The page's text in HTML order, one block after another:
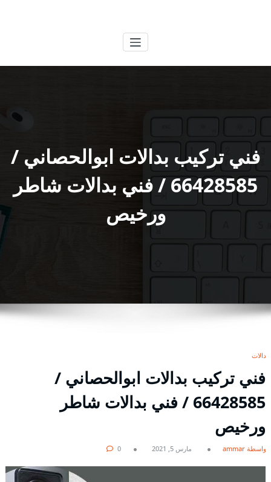
فني تركيب بدالات ابوالحصاني /
66428585 / فني بدالات شاطر
ورخيص
بدالات
فني تركيب بدالات ابوالحصاني /
66428585 / فني بدالات شاطر
ورخيص
بواسطة ammar مارس 5, 2021 0